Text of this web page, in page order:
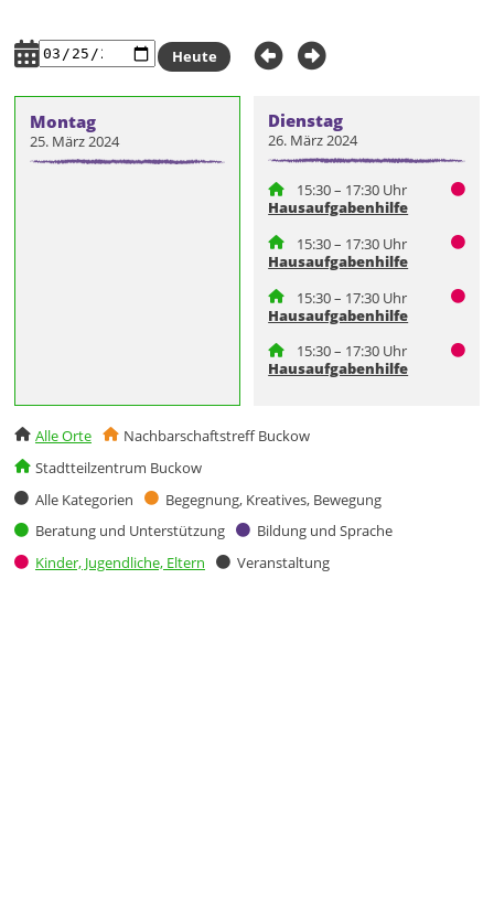
Montag
25. März 2024
Dienstag
26. März 2024
15:30 – 17:30 Uhr
Hausaufgabenhilfe
15:30 – 17:30 Uhr
Hausaufgabenhilfe
15:30 – 17:30 Uhr
Hausaufgabenhilfe
15:30 – 17:30 Uhr
Hausaufgabenhilfe
Alle Orte
Nachbarschaftstreff Buckow
Stadtteilzentrum Buckow
Alle Kategorien
Begegnung, Kreatives, Bewegung
Beratung und Unterstützung
Bildung und Sprache
Kinder, Jugendliche, Eltern
Veranstaltung
Heute